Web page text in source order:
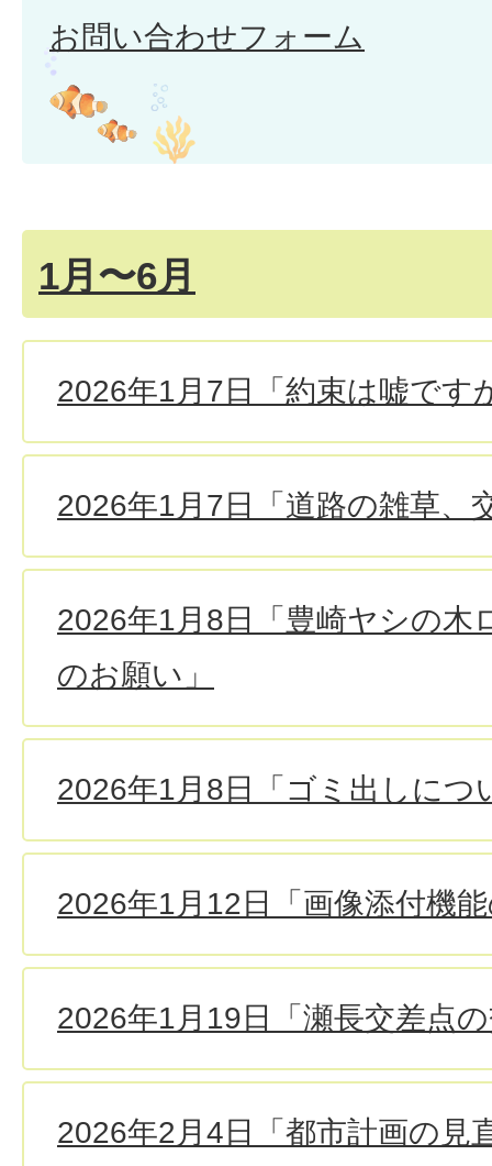
お問い合わせフォーム
1月〜6月
2026年1月7日「約束は嘘です
2026年1月7日「道路の雑草、
2026年1月8日「豊崎ヤシの木
のお願い」
2026年1月8日「ゴミ出しにつ
2026年1月12日「画像添付機
2026年1月19日「瀬長交差点
2026年2月4日「都市計画の見